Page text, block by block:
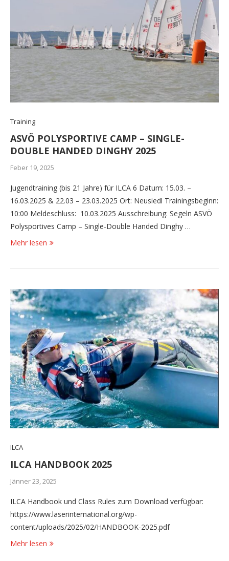
Training
ASVÖ POLYSPORTIVE CAMP – SINGLE-
DOUBLE HANDED DINGHY 2025
Feber 19, 2025
Jugendtraining (bis 21 Jahre) für ILCA 6 Datum: 15.03. –
16.03.2025 & 22.03 – 23.03.2025 Ort: Neusiedl Trainingsbeginn:
10:00 Meldeschluss: 10.03.2025 Ausschreibung: Segeln ASVÖ
Polysportives Camp – Single-Double Handed Dinghy …
Mehr lesen
ILCA
ILCA HANDBOOK 2025
Jänner 23, 2025
ILCA Handbook und Class Rules zum Download verfügbar:
https://www.laserinternational.org/wp-
content/uploads/2025/02/HANDBOOK-2025.pdf
Mehr lesen